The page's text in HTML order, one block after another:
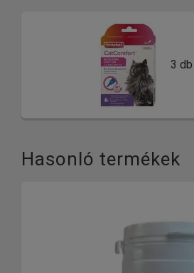
3
Hasonló termékek